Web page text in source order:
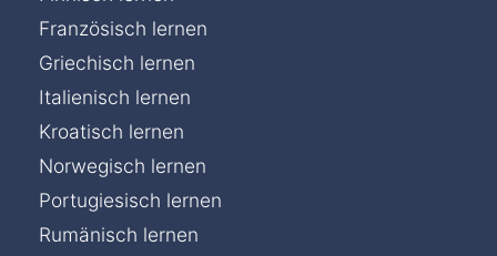
Französisch lernen
Griechisch lernen
Italienisch lernen
Kroatisch lernen
Norwegisch lernen
Portugiesisch lernen
Rumänisch lernen